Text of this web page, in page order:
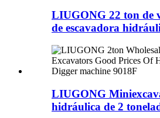
LIUGONG 22 ton de
de escavadora
LIUGONG
hidráulica de 2